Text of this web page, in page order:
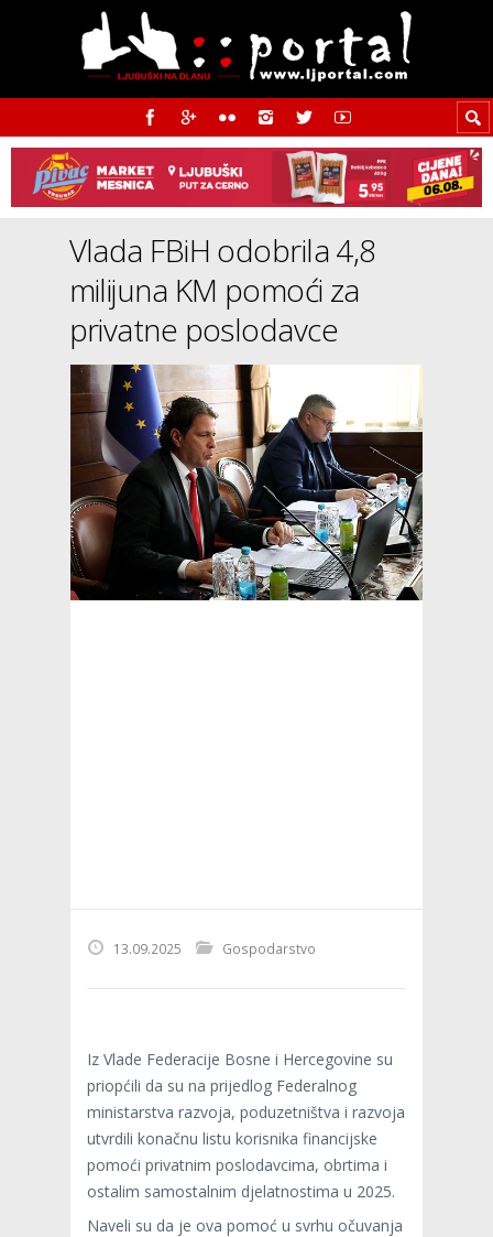
Vlada FBiH odobrila 4,8
milijuna KM pomoći za
privatne poslodavce
13.09.2025 Gospodarstvo
Iz Vlade Federacije Bosne i Hercegovine su
priopćili da su na prijedlog Federalnog
ministarstva razvoja, poduzetništva i razvoja
utvrdili konačnu listu korisnika financijske
pomoći privatnim poslodavcima, obrtima i
ostalim samostalnim djelatnostima u 2025.
Naveli su da je ova pomoć u svrhu očuvanja